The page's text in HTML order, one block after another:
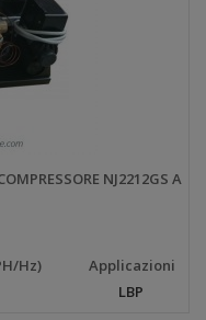
NJ2212GS A
Hz)
Applicazioni
LBP